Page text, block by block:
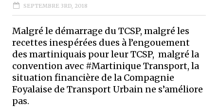
SEPTEMBRE 3RD, 2018
Malgré le démarrage du TCSP, malgré les
recettes inespérées dues à l’engouement
des martiniquais pour leur TCSP, malgré la
convention avec #Martinique Transport, la
situation financière de la Compagnie
Foyalaise de Transport Urbain ne s’améliore
pas.